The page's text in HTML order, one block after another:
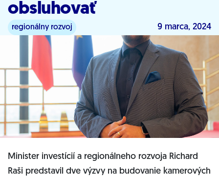
obsluhovať
regionálny rozvoj 9 marca, 2024
Minister investícií a regionálneho rozvoja Richard
Raši predstavil dve výzvy na budovanie kamerových